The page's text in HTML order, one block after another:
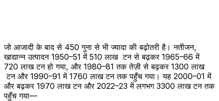
जो आजादी के बाद से 450 गुना से भी ज्यादा की बढ़ोतरी है। नतीजन,
खाद्यान्न उत्पादन 1950–51 में 510 लाख टन से बढ़कर 1965–66 में
720 लाख टन हो गया, और 1980–81 तक तेज़ी से बढ़कर 1300 लाख
टन और 1990–91 में 1760 लाख टन तक पहुँच गया। यह 2000–01 में
और बढ़कर 1970 लाख टन और 2022–23 में लगभग 3300 लाख टन तक
पहुँच गया—